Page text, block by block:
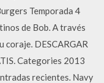
Temporada 4
de Bob. A través
coraje. DESCARGAR
Categories 2013
recientes. Navy